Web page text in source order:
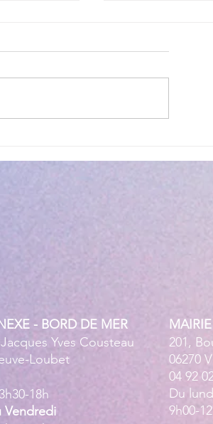
Villeneuve
- BORD DE MER
Yves Cousteau
Loubet
18h
Vendredi
201,
06270
04 92
Du
9h00-